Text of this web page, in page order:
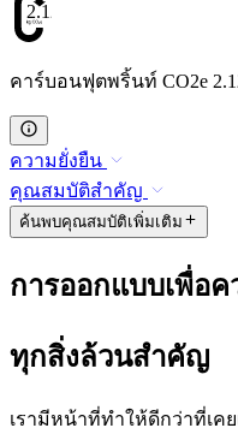
2.12
คาร์บอนฟุตพริ้นท์ CO2e
ความยั่งยืน
คุณสมบัติสำคัญ
ค้นพบคุณสมบัติเพิ่มเติม
การออกแบบเพื่อค
ทุกสิ่งล้วนสำคัญ
เรามีหน้าที่ทำให้ดีกว่าที่เค